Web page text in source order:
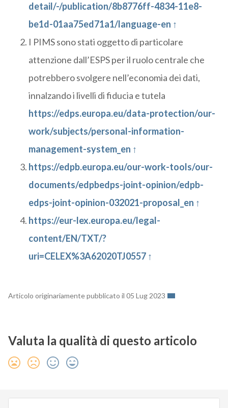
detail/-/publication/8b8776ff-4834-11e8-
be1d-01aa75ed71a1/language-en ↑
I PIMS sono stati oggetto di particolare
attenzione dall’ESPS per il ruolo centrale che
potrebbero svolgere nell’economia dei dati,
innalzando i livelli di fiducia e tutela
https://edps.europa.eu/data-protection/our-
work/subjects/personal-information-
management-system_en ↑
https://edpb.europa.eu/our-work-tools/our-
documents/edpbedps-joint-opinion/edpb-
edps-joint-opinion-032021-proposal_en ↑
https://eur-lex.europa.eu/legal-
content/EN/TXT/?
uri=CELEX%3A62020TJ0557 ↑
Articolo originariamente pubblicato il 05 Lug 2023
Valuta la qualità di questo articolo